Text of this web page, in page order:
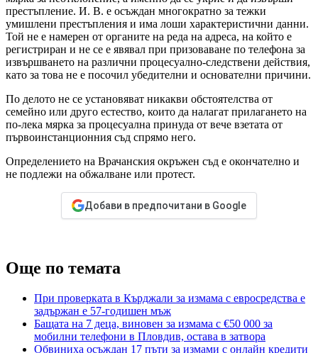
престъпление. И. В. е осъждан многократно за тежки
умишлени престъпления и има лоши характеристични данни.
Той не е намерен от органите на реда на адреса, на който е
регистриран и не се е явявал при призоваване по телефона за
извършването на различни процесуално-следствени действия,
като за това не е посочил убедителни и основателни причини.
По делото не се установяват никакви обстоятелства от
семейно или друго естество, които да налагат прилагането на
по-лека мярка за процесуална принуда от вече взетата от
първоинстанционния съд спрямо него.
Определението на Врачанския окръжен съд е окончателно и
не подлежи на обжалване или протест.
Добави в предпочитани в Google
Още по темата
При проверката в Кърджали за измама с евросредства е
задържан е 57-годишен мъж
Бащата на 7 деца, виновен за измама с €50 000 за
мобилни телефони в Пловдив, остава в затвора
Обвиниха осъждан 17 пъти за измами с онлайн кредити